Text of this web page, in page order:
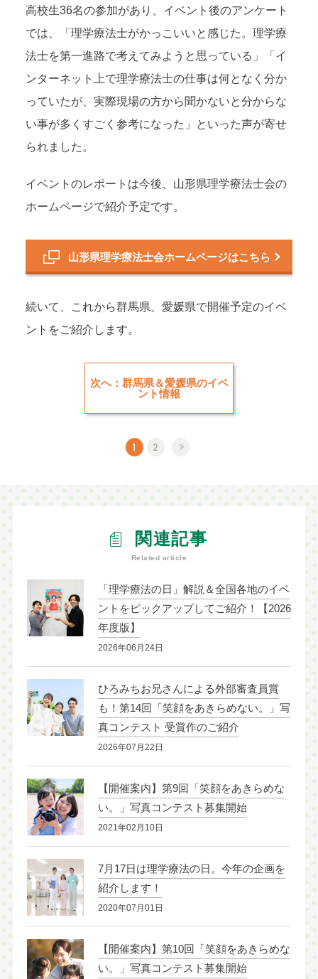
高校生36名の参加があり、イベント後のアンケート
では、「理学療法士がかっこいいと感じた。理学療
法士を第一進路で考えてみようと思っている」「イ
ンターネット上で理学療法士の仕事は何となく分か
っていたが、実際現場の方から聞かないと分からな
い事が多くすごく参考になった」といった声が寄せ
られました。
イベントのレポートは今後、山形県理学療法士会の
ホームページで紹介予定です。
山形県理学療法士会ホームページはこちら
続いて、これから群馬県、愛媛県で開催予定のイベ
ントをご紹介します。
次へ：群馬県＆愛媛県のイベ
ント情報
1 2
関連記事
Related article
「理学療法の日」解説＆全国各地のイベ
ントをピックアップしてご紹介！【2026
年度版】
2026年06月24日
ひろみちお兄さんによる外部審査員賞
も！第14回「笑顔をあきらめない。」写
真コンテスト 受賞作のご紹介
2026年07月22日
【開催案内】第9回「笑顔をあきらめな
い。」写真コンテスト募集開始
2021年02月10日
7月17日は理学療法の日。今年の企画を
紹介します！
2020年07月01日
【開催案内】第10回「笑顔をあきらめな
い。」写真コンテスト募集開始